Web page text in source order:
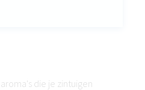
die je zintuigen